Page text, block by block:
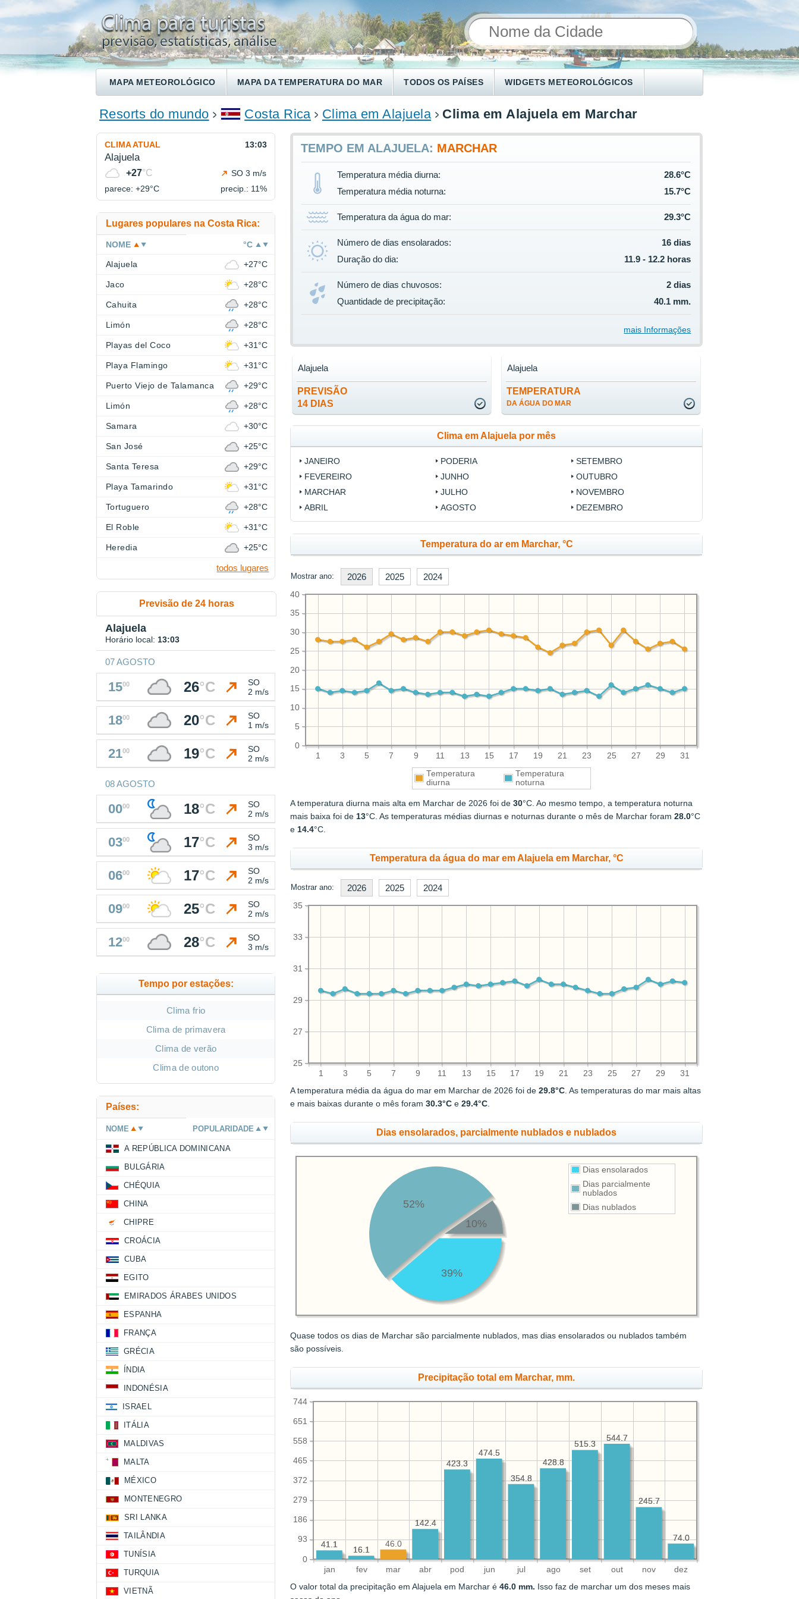
MAPA METEOROLÓGICO MAPA DA TEMPERATURA DO MAR TODOS OS PAÍSES WIDGETS METEOROLÓGICOS
ENCONTRE UM HOTEL
Resorts do mundo Costa Rica Clima em Alajuela Clima em Alajuela em Marchar
TEMPO EM ALAJUELA: MARCHAR
Temperatura média diurna:
28.6°C
Temperatura média noturna:
15.7°C
Temperatura da água do mar: 29.3°C
Número de dias ensolarados:
16 dias
Duração do dia:
11.9 - 12.2 horas
Número de dias chuvosos:
2 dias
Quantidade de precipitação:
40.1 mm.
mais Informações
PREVISÃO
14 DIAS
Alajuela
TEMPERATURA
DA ÁGUA DO MAR
Alajuela
Clima em Alajuela por mês
JANEIRO
FEVEREIRO
MARCHAR
ABRIL
PODERIA
JUNHO
JULHO
AGOSTO
SETEMBRO
OUTUBRO
NOVEMBRO
DEZEMBRO
Temperatura do ar em Marchar, °C
Mostrar ano: 2026 2025 2024
1 3 5 7 9 11 13 15 17 19 21 23 25 27 29 31
0
5
10
15
20
25
30
35
40
Temperatura
diurna
Temperatura
noturna
A temperatura diurna mais alta em Marchar de 2026 foi de30°C. Ao mesmo tempo, a temperatura noturna
mais baixa foi de 13°C. As temperaturas médias diurnas e noturnas durante o mês de Marchar foram28.0°C
e 14.4°C.
Temperatura da água do mar em Alajuela em Marchar, °C
Mostrar ano: 2026 2025 2024
1 3 5 7 9 11 13 15 17 19 21 23 25 27 29 31
25
27
29
31
33
35
A temperatura média da água do mar em Marchar de 2026 foi de29.8°C . As temperaturas do mar mais altas
e mais baixas durante o mês foram30.3°C e29.4°C
Dias ensolarados, parcialmente nublados e nublados
Dias ensolarados
Dias parcialmente
nublados
Dias nublados
39%
52%
10%
Quase todos os dias de Marchar são parcialmente nublados, mas dias ensolarados ou nublados também
são possíveis.
Precipitação total em Marchar, mm.
jan fev mar abr pod jun jul ago set out nov dez
0
93
186
279
372
465
558
651
744
74.0
245.7
544.7
515.3
428.8
354.8
474.5
423.3
142.4
16.1
41.1
74.0
245.7
544.7
515.3
428.8
354.8
474.5
423.3
142.4
46.0
16.1
41.1
O valor total da precipitação em Alajuela em Marchar é46.0 mm. Isso faz de marchar um dos meses mais
CLIMA ATUAL 13:03
Alajuela
+27°C
SO 3 m/s
parece: +29°C precip.: 11%
Lugares populares na Costa Rica:
NOME °C
Alajuela +27°C
Jaco +28°C
Cahuita +28°C
Limón +28°C
Playas del Coco +31°C
Playa Flamingo +31°C
Puerto Viejo de Talamanca +29°C
Limón +28°C
Samara +30°C
San José +25°C
Santa Teresa +29°C
Playa Tamarindo +31°C
Tortuguero +28°C
El Roble +31°C
Heredia +25°C
todos lugares
Previsão de 24 horas
Alajuela
Horário local: 13:03
07 AGOSTO
1500 26°C
SO
2 m/s
1800 20°C
SO
1 m/s
2100 19°C
SO
2 m/s
08 AGOSTO
0000 18°C
SO
2 m/s
0300 17°C
SO
3 m/s
0600 17°C
SO
2 m/s
0900 25°C
SO
2 m/s
1200 28°C
SO
3 m/s
Tempo por estações:
Clima frio
Clima de primavera
Clima de verão
Clima de outono
Países:
NOME POPULARIDADE
A REPÚBLICA DOMINICANA
BULGÁRIA
CHÉQUIA
CHINA
CHIPRE
CROÁCIA
CUBA
EGITO
EMIRADOS ÁRABES UNIDOS
ESPANHA
FRANÇA
GRÉCIA
ÍNDIA
INDONÉSIA
ISRAEL
ITÁLIA
MALDIVAS
MALTA
MÉXICO
MONTENEGRO
SRI LANKA
TAILÂNDIA
TUNÍSIA
TURQUIA
VIETNÃ